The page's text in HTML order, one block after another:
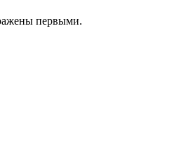
первыми.